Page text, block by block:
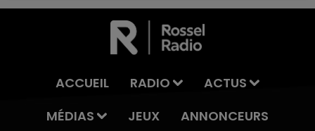
ACCUEIL RADIO
ACTUS
MÉDIAS
JEUX ANNONCEURS